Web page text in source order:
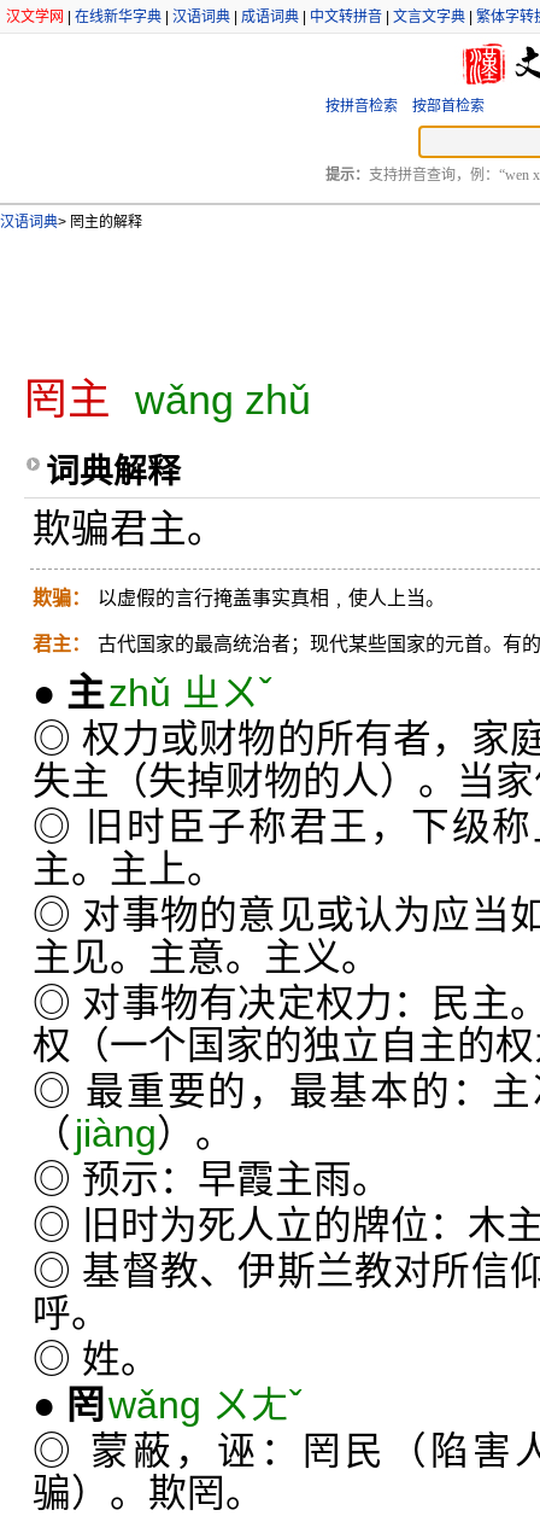
汉文学网 在线新华字典 汉语词典 成语词典 中文转拼音 文言文字典 繁体字转
按拼音检索 按部首检索
提示： 支持拼音查询，例：“wen
汉语词典> 罔主的解释
罔主 wǎng zhǔ
词典解释
欺骗君主。
欺骗： 以虚假的言行掩盖事实真相﹐使人上当。
君主： 古代国家的最高统治者；现代某些国家的元首。有
● 主zhǔ ㄓㄨˇ
◎ 权力或财物的所有者，家
失主（失掉财物的人）。当
◎ 旧时臣子称君王，下级
主。主上。
◎ 对事物的意见或认为应当
主见。主意。主义。
◎ 对事物有决定权力：民主
权（一个国家的独立自主的
◎ 最重要的，最基本的：
（ jiàng）。
◎ 预示：早霞主雨。
◎ 旧时为死人立的牌位：木
◎ 基督教、伊斯兰教对所信
呼。
◎ 姓。
● 罔 wǎng ㄨㄤˇ
◎ 蒙蔽，诬：罔民（陷害
骗）。欺罔。